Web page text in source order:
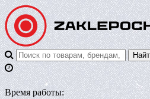
Время работы: